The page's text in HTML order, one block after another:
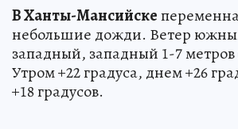
В Ханты-Мансийске
небольшие дожди. Ветер
западный, западный 1-7 метров
Утром +22 градуса, днем +26
+18 градусов.